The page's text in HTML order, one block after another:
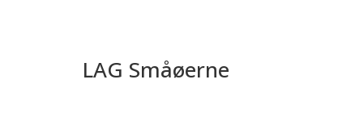
LAG Småøerne